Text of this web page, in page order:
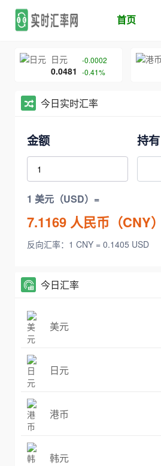
首页
日元
0.0481
-0.0002
-0.41%
今日实时汇率
金额 持有
1 美元（USD）=
7.1169 人民币（CNY）
反向汇率：1 CNY = 0.1405 USD
今日汇率
美元
日元
港币
韩元